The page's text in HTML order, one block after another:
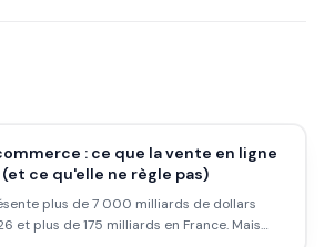
: ce que la vente en ligne
ce qu'elle ne règle pas)
plus de 7 000 milliards de dollars
et plus de 175 milliards en France. Mais